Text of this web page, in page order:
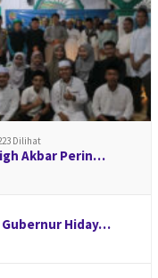
Dilihat
Akbar Perin…
Gubernur Hiday…